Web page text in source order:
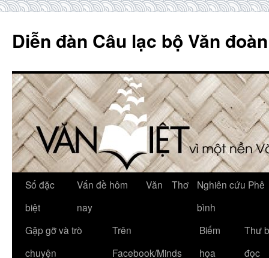
content
Diễn đàn Câu lạc bộ Văn
Số đặc
biệt
Vấn đề hôm
nay
Văn Thơ
Nghiên cứu Phê
bình
Gặp gỡ và trò
chuyện
Trên
Facebook/Minds
Biếm
họa
Thư
đọc